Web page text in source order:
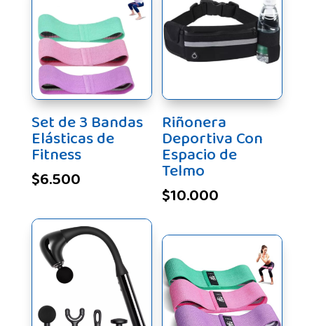
Set de 3 Bandas
Elásticas de
Fitness
$6.500
Riñonera
Deportiva Con
Espacio de
Telmo
$10.000